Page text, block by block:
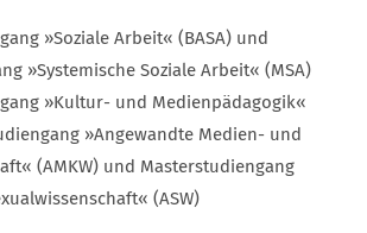
»Soziale Arbeit« (BASA) und
»Systemische Soziale Arbeit« (MSA)
»Kultur- und Medienpädagogik«
»Angewandte Medien- und
(AMKW) und Masterstudiengang
(ASW)